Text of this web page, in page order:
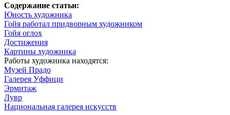
Содержание статьи:
Юность художника
Гойя работал придворным художником
Гойя оглох
Достижения
Картины художника
Работы художника находятся:
Музей Прадо
Галерея Уффици
Эрмитаж
Лувр
Национальная галерея искусств